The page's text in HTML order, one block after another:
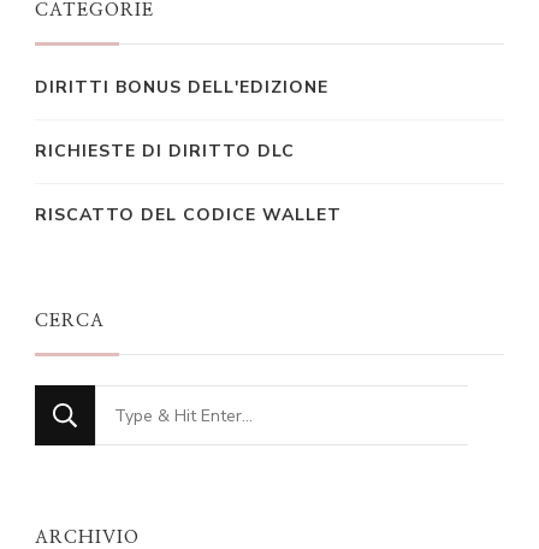
CATEGORIE
DIRITTI BONUS DELL'EDIZIONE
RICHIESTE DI DIRITTO DLC
RISCATTO DEL CODICE WALLET
CERCA
Looking
for
ARCHIVIO